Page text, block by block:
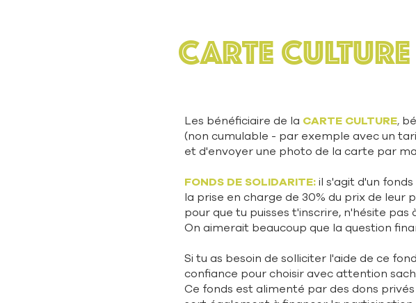
CARTE
Les bénéficiaire de la CARTE CULTURE,
(non cumulable - par exemple avec un
et d'envoyer une photo de la carte par
FONDS DE SOLIDARITE:il s'agit d'un
la prise en charge de 30% du prix de leur
pour que tu puisses t'inscrire, n'hésite
On aimerait beaucoup que la question
Si tu as besoin de solliciter l'aide de ce
confiance pour choisir avec attention
Ce fonds est alimenté par des dons